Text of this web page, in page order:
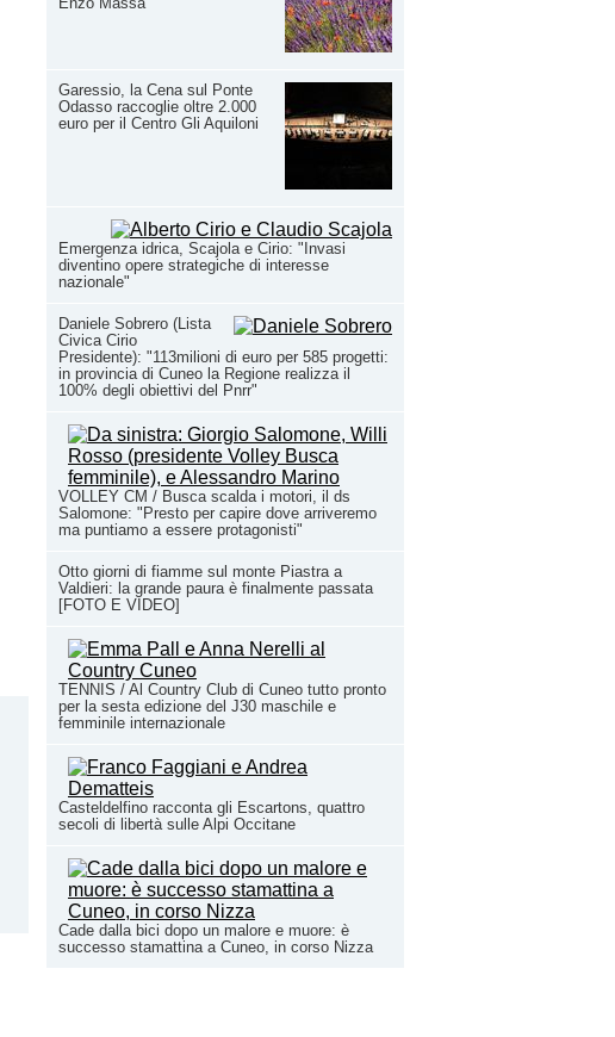
Garessio, la Cena sul Ponte
Odasso raccoglie oltre 2.000
euro per il Centro Gli Aquiloni
Emergenza idrica, Scajola e Cirio: "Invasi
diventino opere strategiche di interesse
nazionale"
Daniele Sobrero (Lista
Civica Cirio
Presidente): "113milioni di euro per 585 progetti:
in provincia di Cuneo la Regione realizza il
100% degli obiettivi del Pnrr"
VOLLEY CM / Busca scalda i motori, il ds
Salomone: "Presto per capire dove arriveremo
ma puntiamo a essere protagonisti"
Otto giorni di fiamme sul monte Piastra a
Valdieri: la grande paura è finalmente passata
[FOTO E VIDEO]
TENNIS / Al Country Club di Cuneo tutto pronto
per la sesta edizione del J30 maschile e
femminile internazionale
Casteldelfino racconta gli Escartons, quattro
secoli di libertà sulle Alpi Occitane
Cade dalla bici dopo un malore e muore: è
successo stamattina a Cuneo, in corso Nizza